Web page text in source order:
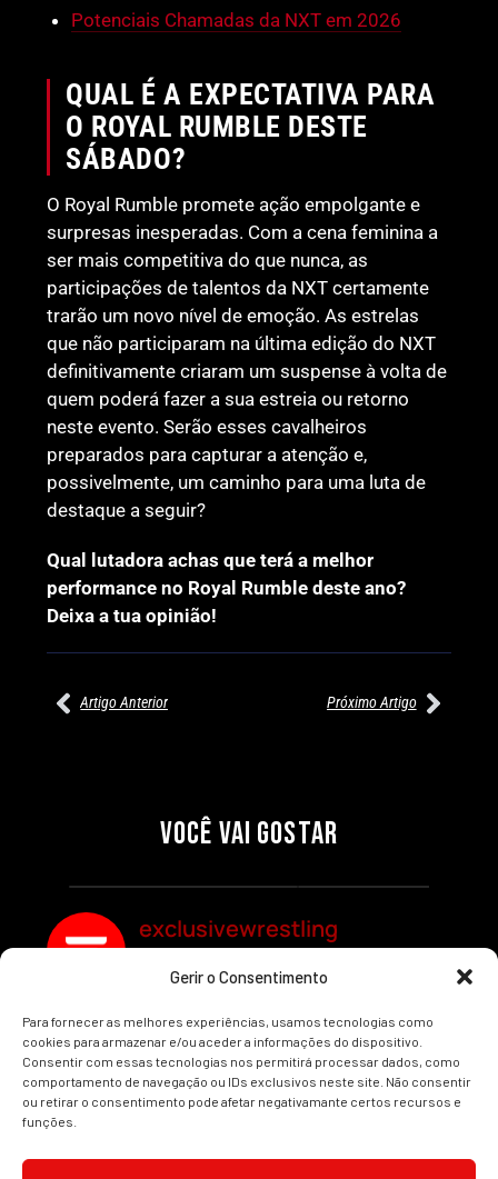
Gerir o Consentimento
Para fornecer as melhores experiências, usamos tecnologias como
cookies para armazenar e/ou aceder a informações do dispositivo.
Consentir com essas tecnologias nos permitirá processar dados, como
comportamento de navegação ou IDs exclusivos neste site. Não consentir
ou retirar o consentimento pode afetar negativamante certos recursos e
funções.
Potenciais Chamadas da NXT em 2026
QUAL É A EXPECTATIVA PARA
O ROYAL RUMBLE DESTE
SÁBADO?
O Royal Rumble promete ação empolgante e
surpresas inesperadas. Com a cena feminina a
ser mais competitiva do que nunca, as
participações de talentos da NXT certamente
trarão um novo nível de emoção. As estrelas
que não participaram na última edição do NXT
definitivamente criaram um suspense à volta de
quem poderá fazer a sua estreia ou retorno
neste evento. Serão esses cavalheiros
preparados para capturar a atenção e,
possivelmente, um caminho para uma luta de
destaque a seguir?
Qual lutadora achas que terá a melhor
performance no Royal Rumble deste ano?
Deixa a tua opinião!
Artigo Anterior Próximo Artigo
VOCÊ VAI GOSTAR
SEGMENTOS A NÃO PERDER
Por exclusivewrestling
MUNDIAL FEMININO NA AEW
REDEMPTION
Por exclusivewrestling
exclusivewrestling
Ver mais Artigos